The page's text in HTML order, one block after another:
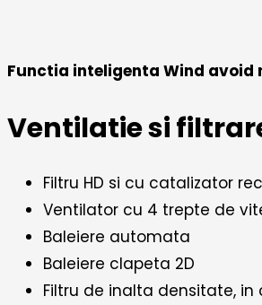
Functia inteligenta Wind avoid
Ventilatie si
Filtru HD si cu catalizator
Ventilator cu 4 trepte de
Baleiere automata
Baleiere clapeta 2D
Filtru de inalta densitate,